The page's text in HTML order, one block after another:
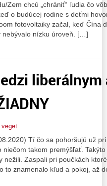
Zem chcú „chrániť“ ľudia čo
o budúcej rodine s deťmi
fotovoltaiky začal, keď Čína
nebývalo nízku úroveň. […]
liberálnym
veget
Tí čo sa pohoršujú už
takom premýšľať.
nežili. Zaspali pri poučkách
to znamenalo kľud a pokoj, až